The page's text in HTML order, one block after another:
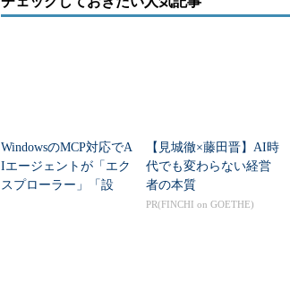
WindowsのMCP対応でA
Iエージェントが「エク
スプローラー」「設
【見城徹×藤田晋】AI時
代でも変わらない経営
者の本質
PR(FINCHI on GOETHE)